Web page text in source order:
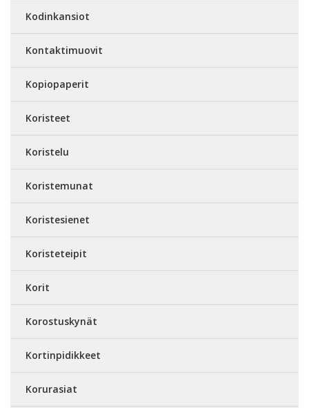
Kodinkansiot
Kontaktimuovit
Kopiopaperit
Koristeet
Koristelu
Koristemunat
Koristesienet
Koristeteipit
Korit
Korostuskynät
Kortinpidikkeet
Korurasiat